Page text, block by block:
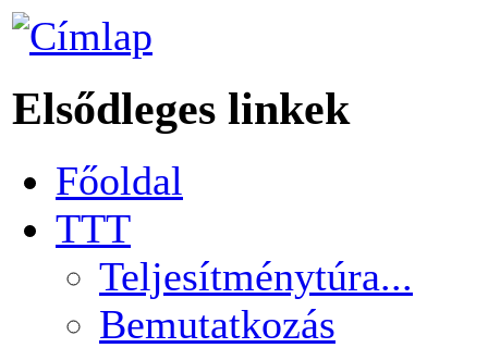
Elsődleges linkek
Főoldal
TTT
Teljesítménytúra...
Bemutatkozás